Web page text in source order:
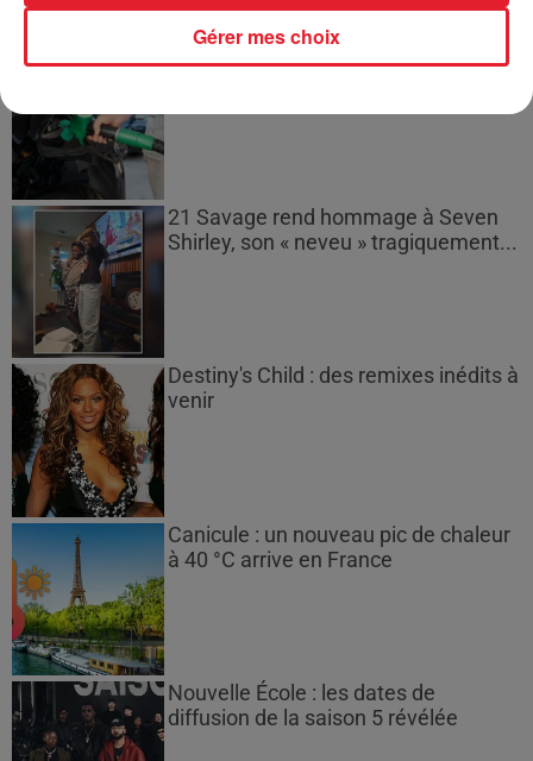
Les prix des carburants explosent :
21 Savage rend hommage à Seven
Shirley, son « neveu » tragiquement...
Destiny's Child : des remixes inédits à
venir
Canicule : un nouveau pic de chaleur
à 40 °C arrive en France
Nouvelle École : les dates de
diffusion de la saison 5 révélée
Gérer mes choix